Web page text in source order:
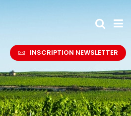
INSCRIPTION NEWSLETTER